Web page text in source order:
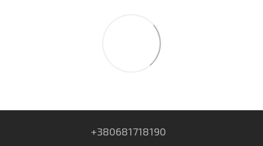
+380681718190